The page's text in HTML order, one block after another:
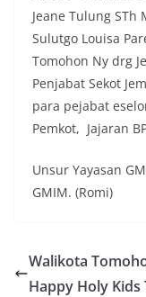
Jeane Tulung
Sulutgo Louisa
Tomohon Ny drg
Penjabat Sekot
para pejabat
Pemkot, Jajaran
Unsur Yayasan
GMIM. (Romi)
Walikota
Happy Holy